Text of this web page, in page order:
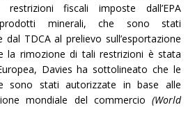
restrizioni fiscali imposte dall’EPA
prodotti minerali, che sono stati
TDCA al prelievo sull’esportazione
la rimozione di tali restrizioni è stata
Davies ha sottolineato che le
sono stati autorizzate in base alle
mondiale del commercio (World